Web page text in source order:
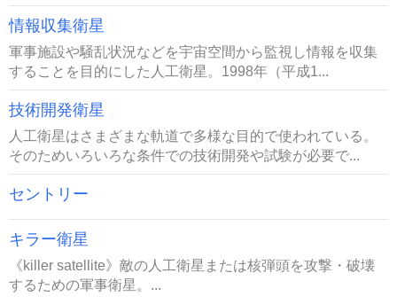
情報収集衛星
軍事施設や騒乱状況などを宇宙空間から監視し情報を収集
することを目的にした人工衛星。1998年（平成1...
技術開発衛星
人工衛星はさまざまな軌道で多様な目的で使われている。
そのためいろいろな条件での技術開発や試験が必要で...
セントリー
キラー衛星
《killer satellite》敵の人工衛星または核弾頭を攻撃・破壊
するための軍事衛星。...